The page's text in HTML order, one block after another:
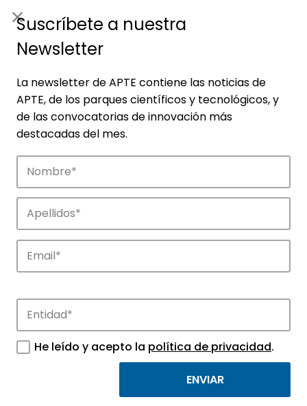
Empresas
Descubre las empresas que impulsan la
innovación en los parques de APTE.
Centro Sostenibilidad
PWC
Suscríbete a nuestra
Newsletter
La newsletter de APTE contiene las noticias de
APTE, de los parques científicos y tecnológicos, y
de las convocatorias de innovación más
destacadas del mes.
He leído y acepto la política de privacidad.